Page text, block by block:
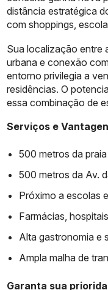
distância estratégica
com shoppings,
Sua localização entre
urbana e conexão
entorno privilegia a
residências. O
essa combinação de
Serviços e
500 metros da praia
500 metros da Av.
Próximo a escolas
Farmácias,
Alta gastronomia e
Ampla malha de
Garanta sua